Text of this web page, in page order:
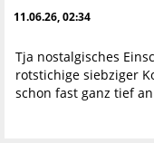
11.06.26, 02:34
Tja nostalgisches
rotstichige siebziger
schon fast ganz tief